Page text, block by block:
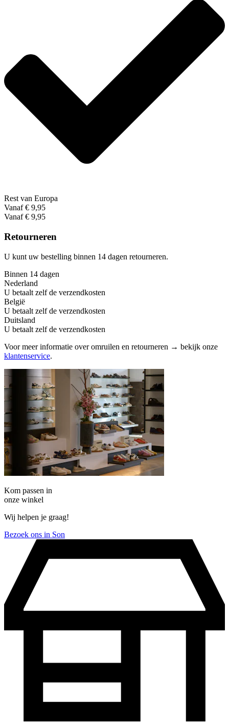
Rest van Europa
Vanaf € 9,95
Vanaf € 9,95
Retourneren
U kunt uw bestelling binnen 14 dagen retourneren.
Binnen 14 dagen
Nederland
U betaalt zelf de verzendkosten
België
U betaalt zelf de verzendkosten
Duitsland
U betaalt zelf de verzendkosten
Voor meer informatie over omruilen en retourneren → bekijk onze
klantenservice.
Kom passen in
onze winkel
Wij helpen je graag!
Bezoek ons in Son